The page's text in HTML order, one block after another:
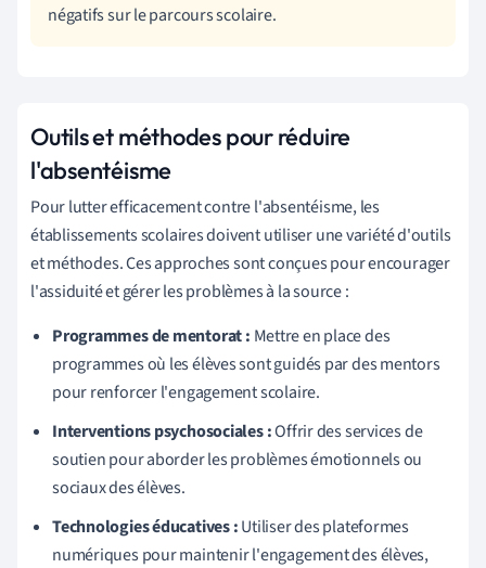
négatifs sur le parcours scolaire.
Outils et méthodes pour réduire
l'absentéisme
Pour lutter efficacement contre l'absentéisme, les
établissements scolaires doivent utiliser une variété d'outils
et méthodes. Ces approches sont conçues pour encourager
l'assiduité et gérer les problèmes à la source :
Programmes de mentorat : Mettre en place des
programmes où les élèves sont guidés par des mentors
pour renforcer l'engagement scolaire.
Interventions psychosociales :Offrir des services de
soutien pour aborder les problèmes émotionnels ou
sociaux des élèves.
Technologies éducatives :Utiliser des plateformes
numériques pour maintenir l'engagement des élèves,